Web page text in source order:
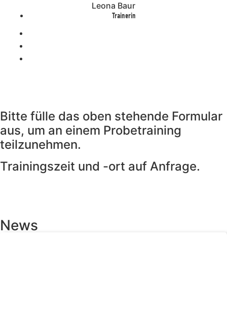
Leona Baur
Trainerin
Bitte fülle das oben stehende Formular
aus, um an einem Probetraining
teilzunehmen.
Trainingszeit und -ort auf Anfrage.
News